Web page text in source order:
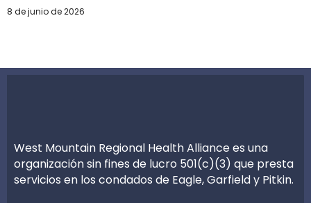
8 de junio de 2026
West Mountain Regional Health Alliance es una
organización sin fines de lucro 501(c)(3) que presta
servicios en los condados de Eagle, Garfield y Pitkin.